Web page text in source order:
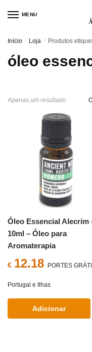
MENU
Início / Loja / Produtos
óleo
Apenas um resultado
Óleo Essencial Alecrim
10ml – Óleo para
Aromaterapia
€ 12.18 PORTES
Portugal e Ilhas
Adicionar